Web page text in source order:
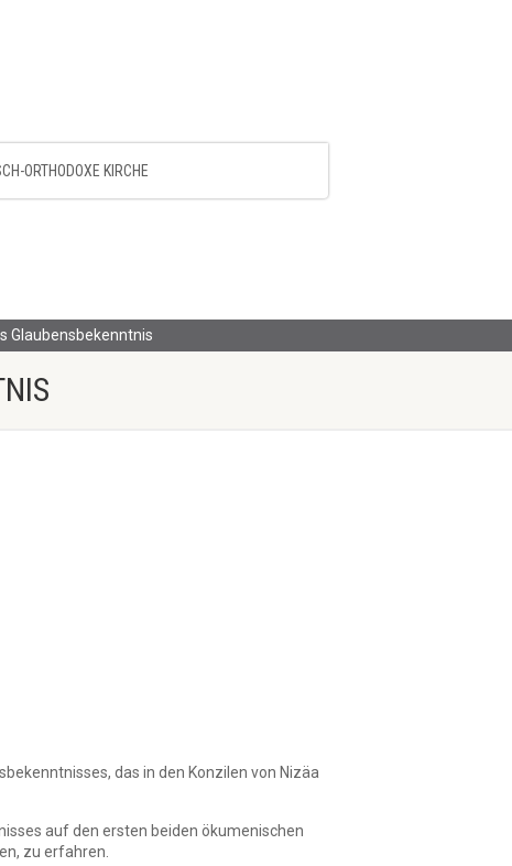
ORTHODOXE KIRCHE
Glaubensbekenntnis
das in den Konzilen von Nizäa
auf den ersten beiden ökumenischen
zu erfahren.